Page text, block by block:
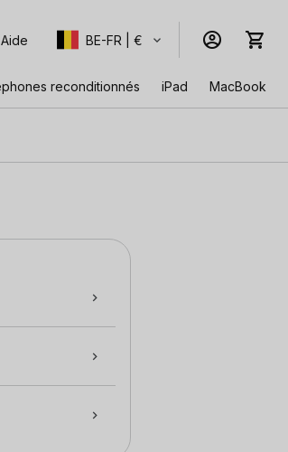
Aide BE-FR | €
reconditionnés iPad MacBook